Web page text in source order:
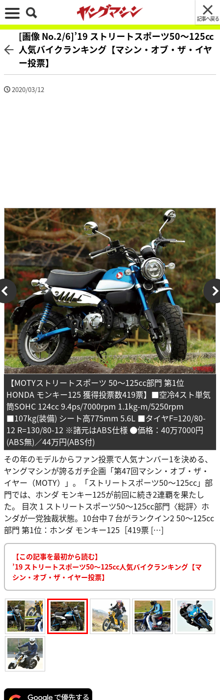
記事へ戻る
[画像 No.2/6]’19 ストリートスポーツ50〜125cc
人気バイクランキング【マシン・オブ・ザ・イヤ
ー投票】
2020/03/12
【MOTYストリートスポーツ 50～125cc部門 第1位
HONDA モンキー125 獲得投票数419票】■空冷4スト単気
筒SOHC 124cc 9.4ps/7000rpm 1.1kg-m/5250rpm
■107kg(装備) シート高775mm 5.6L ■タイヤF=120/80-
12 R=130/80-12 ※諸元はABS仕様 ●価格：40万7000円
(ABS無)／44万円(ABS付)
その年のモデルからファン投票で人気ナンバー1を決める、
ヤングマシンが誇るガチ企画「第47回マシン・オブ・ザ・
イヤー（MOTY）」。「ストリートスポーツ50〜125cc」部
門では、ホンダ モンキー125が前回に続き2連覇を果たし
た。 目次 1 ストリートスポーツ50〜125cc部門〈総評〉ホ
ンダが一党独裁状態。10台中７台がランクイン2 50～125cc
部門 第1位：ホンダ モンキー125［419票 […]
【この記事を最初から読む】
’19 ストリートスポーツ50〜125cc人気バイクランキング【マ
シン・オブ・ザ・イヤー投票】